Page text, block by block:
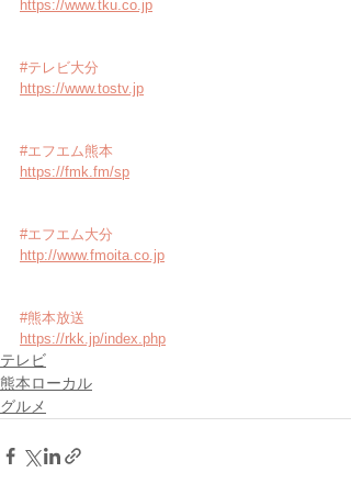
https://www.tku.co.jp
#テレビ大分
https://www.tostv.jp
#エフエム熊本
https://fmk.fm/sp
#エフエム大分
http://www.fmoita.co.jp
#熊本放送
https://rkk.jp/index.php
テレビ
熊本ローカル
グルメ